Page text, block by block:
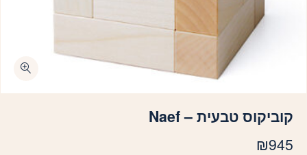
קוביקוס טבעית – Naef
₪945